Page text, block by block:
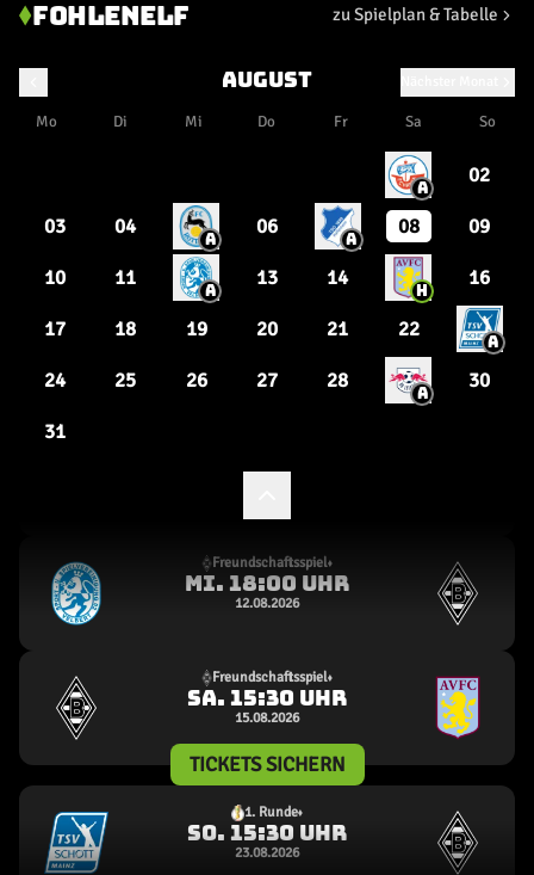
FOHLENELF zu Spielplan & Tabelle
August
Mo Di Mi Do Fr Sa So
A
02
03 04
A
06
A
08 09
10 11
A
13 14
H
16
17 18 19 20 21 22
A
24 25 26 27 28
A
30
31
Freundschaftsspiel 01.08.2026
Freundschaftsspiel 05.08.2026
015
1 4
Freundschaftsspiel
Mi. 18:00 Uhr
12.08.2026
Freundschaftsspiel
Sa. 15:30 Uhr
15.08.2026
TICKETS SICHERN
1. Runde
So. 15:30 Uhr
23.08.2026